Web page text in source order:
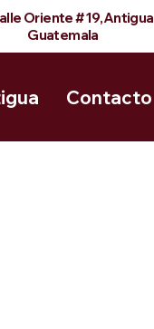
Oriente #19,Antigua
Guatemala
Contacto